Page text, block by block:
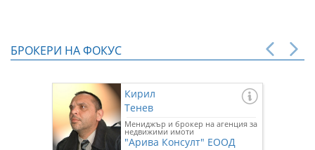
БРОКЕРИ НА ФОКУС
Кирил
Тенев
Мениджър и брокер на агенция за
недвижими имоти
"Арива Консулт" ЕООД